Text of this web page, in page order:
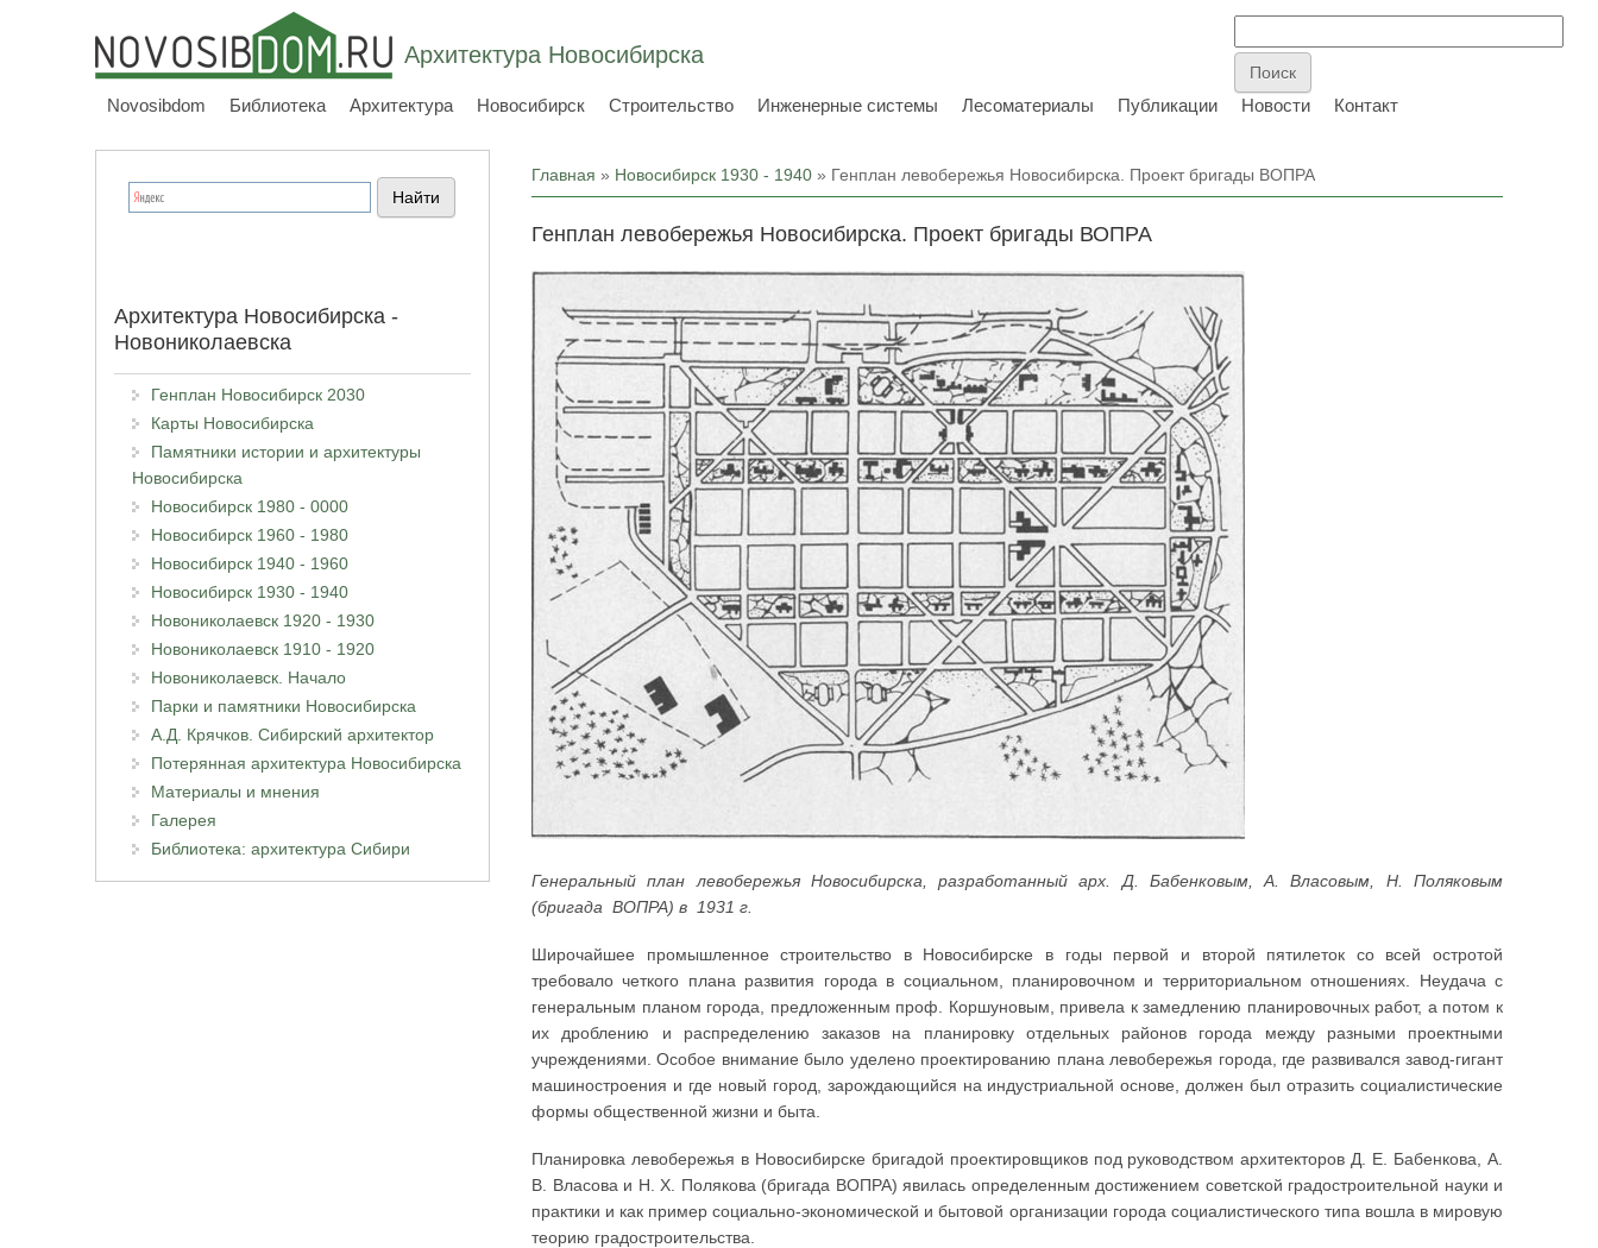
Архитектура Новосибирска
Novosibdom Библиотека Архитектура Новосибирск Строительство Инженерные системы Лесоматериалы Публикации Новости Контакт
Вы здесь
Главная » Новосибирск 1930 - 1940 » Генплан левобережья Новосибирска. Проект бригады ВОПРА
Генплан левобережья Новосибирска. Проект бригады ВОПРА
Генеральный план левобережья Новосибирска, разработанный арх. Д. Бабенковым, А. Власовым, Н. Поляковым
(бригада ВОПРА) в 1931 г.
Широчайшее промышленное строительство в Новосибирске в годы первой и второй пятилеток со всей остротой
требовало четкого плана развития города в социальном, планировочном и территориальном отношениях. Неудача с
генеральным планом города, предложенным проф. Коршуновым, привела к замедлению планировочных работ, а потом к
их дроблению и распределению заказов на планировку отдельных районов города между разными проектными
учреждениями. Особое внимание было уделено проектированию плана левобережья города, где развивался завод-гигант
машиностроения и где новый город, зарождающийся на индустриальной основе, должен был отразить социалистические
формы общественной жизни и быта.
Планировка левобережья в Новосибирске бригадой проектировщиков под руководством архитекторов Д. Е. Бабенкова, А.
В. Власова и Н. X. Полякова (бригада ВОПРА) явилась определенным достижением советской градостроительной науки и
практики и как пример социально-экономической и бытовой организации города социалистического типа вошла в мировую
теорию градостроительства.
Архитектура Новосибирска -
Новониколаевска
Генплан Новосибирск 2030
Карты Новосибирска
Памятники истории и архитектуры
Новосибирска
Новосибирск 1980 - 0000
Новосибирск 1960 - 1980
Новосибирск 1940 - 1960
Новосибирск 1930 - 1940
Новониколаевск 1920 - 1930
Новониколаевск 1910 - 1920
Новониколаевск. Начало
Парки и памятники Новосибирска
А.Д. Крячков. Сибирский архитектор
Потерянная архитектура Новосибирска
Материалы и мнения
Галерея
Библиотека: архитектура Сибири